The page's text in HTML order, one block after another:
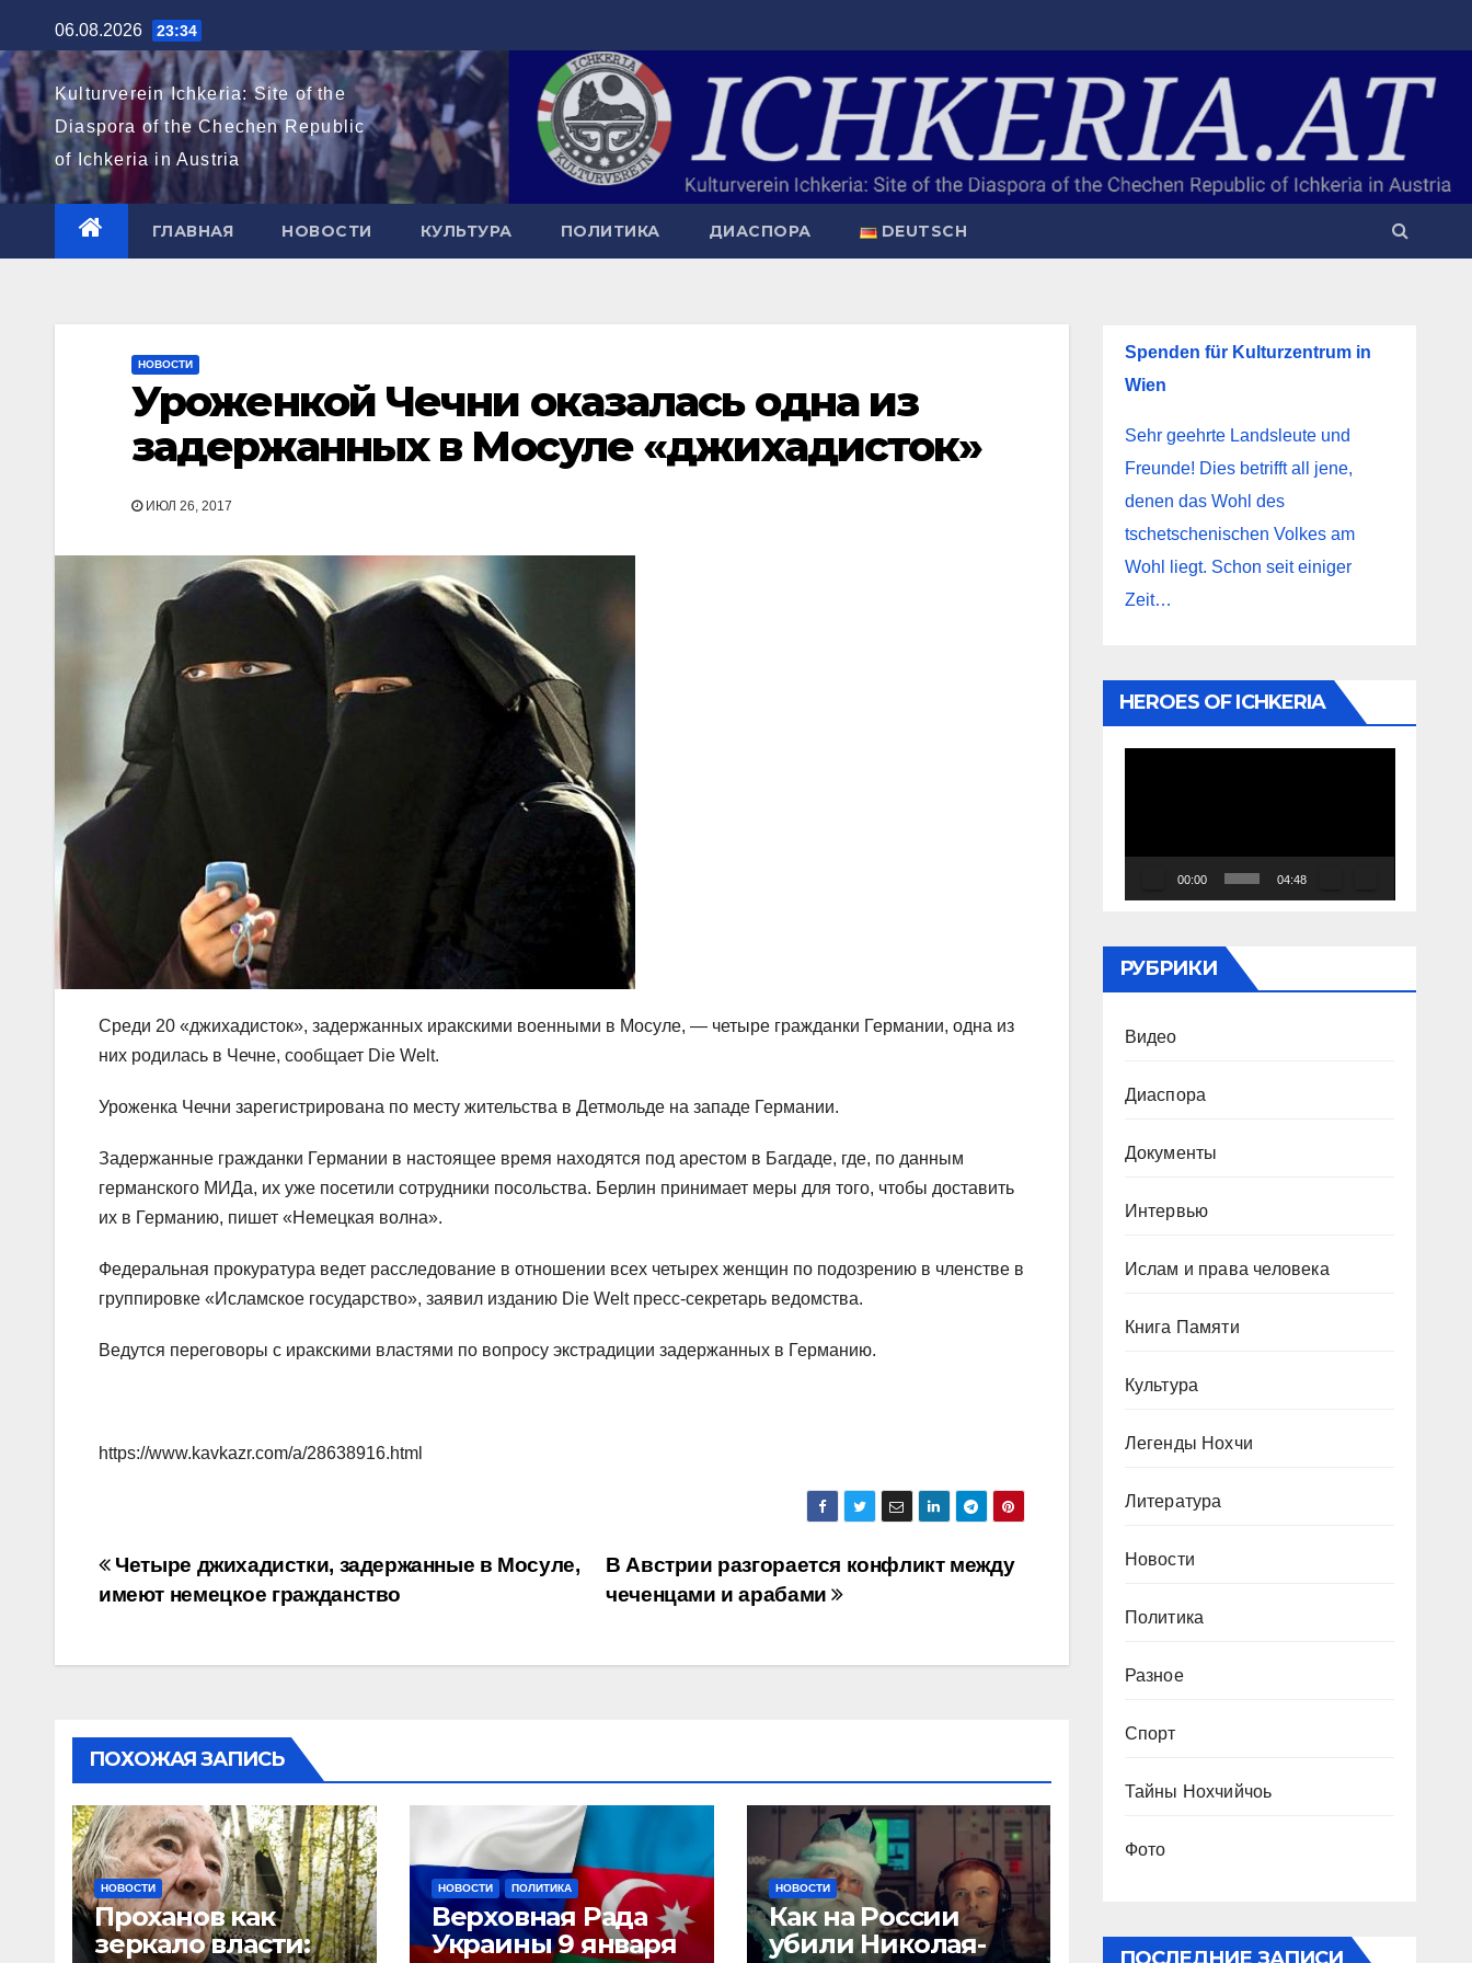
к
содержимому
06.08.2026 23:34
Kulturverein Ichkeria: Site of the
Diaspora of the Chechen Republic
of Ichkeria in Austria
ГЛАВНАЯ НОВОСТИ КУЛЬТУРА ПОЛИТИКА ДИАСПОРА DEUTSCH
НОВОСТИ
Уроженкой Чечни оказалась одна из
задержанных в Мосуле «джихадисток»
ИЮЛ 26, 2017
Среди 20 «джихадисток», задержанных иракскими военными в Мосуле, — четыре гражданки Германии, одна из
них родилась в Чечне, сообщает Die Welt.
Уроженка Чечни зарегистрирована по месту жительства в Детмольде на западе Германии.
Задержанные гражданки Германии в настоящее время находятся под арестом в Багдаде, где, по данным
германского МИДа, их уже посетили сотрудники посольства. Берлин принимает меры для того, чтобы доставить
их в Германию, пишет «Немецкая волна».
Федеральная прокуратура ведет расследование в отношении всех четырех женщин по подозрению в членстве в
группировке «Исламское государство», заявил изданию Die Welt пресс-секретарь ведомства.
Ведутся переговоры с иракскими властями по вопросу экстрадиции задержанных в Германию.
https://www.kavkazr.com/a/28638916.html
Навигация
по
В Австрии разгорается конфликт между
чеченцами и арабами
Четыре джихадистки, задержанные в Мосуле,
имеют немецкое гражданство
ПОХОЖАЯ ЗАПИСЬ
НОВОСТИ
Проханов как
зеркало власти:
НОВОСТИ ПОЛИТИКА
Верховная Рада
Украины 9 января
НОВОСТИ
Как на России
убили Николая-
Spenden für Kulturzentrum in
Wien
Sehr geehrte Landsleute und
Freunde! Dies betrifft all jene,
denen das Wohl des
tschetschenischen Volkes am
Wohl liegt. Schon seit einiger
Zeit…
HEROES OF ICHKERIA
00:00 04:48
РУБРИКИ
Видео
Диаспора
Документы
Интервью
Ислам и права человека
Книга Памяти
Культура
Легенды Нохчи
Литература
Новости
Политика
Разное
Спорт
Тайны Нохчийчоь
Фото